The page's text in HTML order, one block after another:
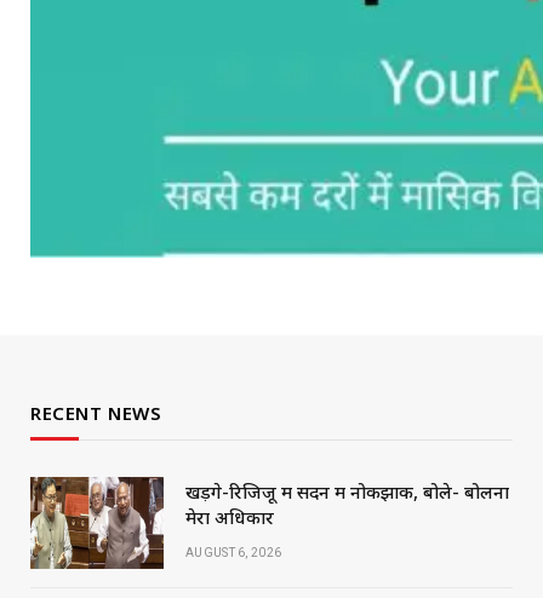
RECENT NEWS
खड़गे-रिजिजू में सदन में नोकझोंक, बोले- बोलना
मेरा अधिकार
AUGUST 6, 2026